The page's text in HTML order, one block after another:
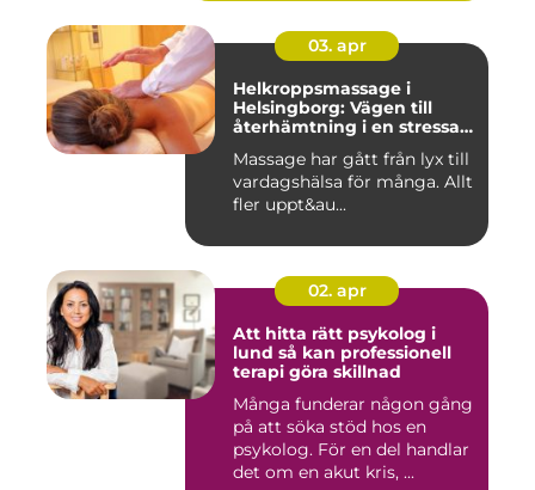
03. apr
Helkroppsmassage i
Helsingborg: Vägen till
återhämtning i en stressad
Massage har gått från lyx till
vardagshälsa för många. Allt
fler uppt&au...
02. apr
Att hitta rätt psykolog i
lund så kan professionell
terapi göra skillnad
Många funderar någon gång
på att söka stöd hos en
psykolog. För en del handlar
det om en akut kris, ...